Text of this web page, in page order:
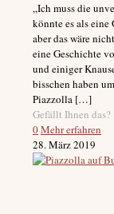
„Ich muss die
könnte es als
aber das wäre
eine Geschichte
und einiger
bisschen haben
Piazzolla […]
Gefällt Ihnen das?
0Mehr erfahren
28. März 2019